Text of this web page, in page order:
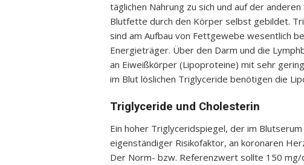
täglichen Nahrung zu sich und auf der
Blutfette durch den Körper selbst gebildet.
sind am Aufbau von Fettgewebe wesentlich
Energieträger. Über den Darm und die
an Eiweißkörper (Lipoproteine) mit sehr
im Blut löslichen Triglyceride benötigen die
Triglyceride und Cholesterin
Ein hoher Triglyceridspiegel, der im
eigenständiger Risikofaktor, an koronaren
Der Norm- bzw. Referenzwert sollte 150